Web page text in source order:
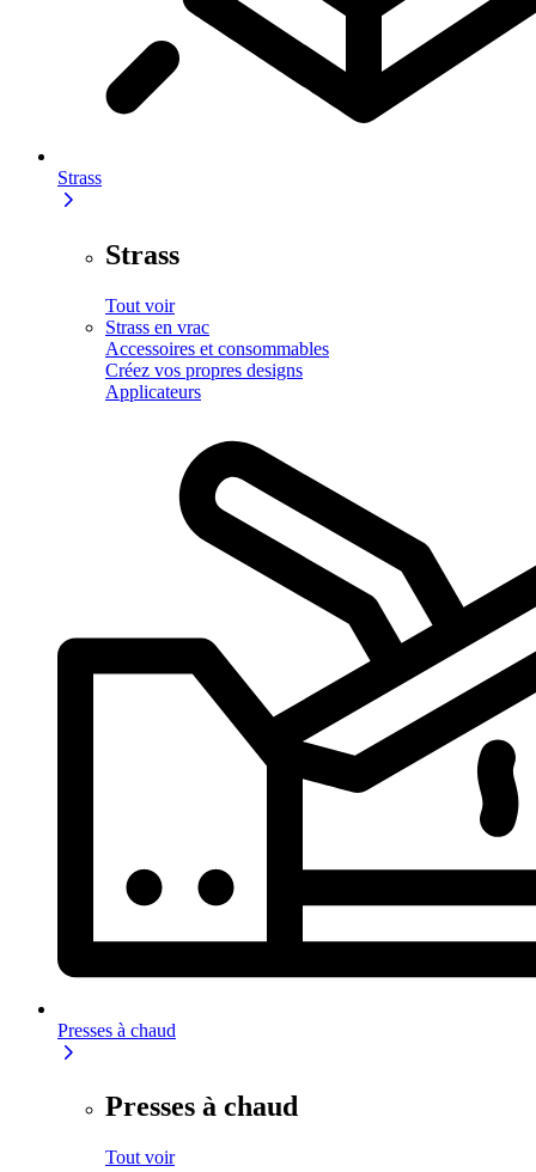
Strass
Strass
Tout voir
Strass en vrac
Accessoires et consommables
Créez vos propres designs
Applicateurs
Presses à chaud
Presses à chaud
Tout voir